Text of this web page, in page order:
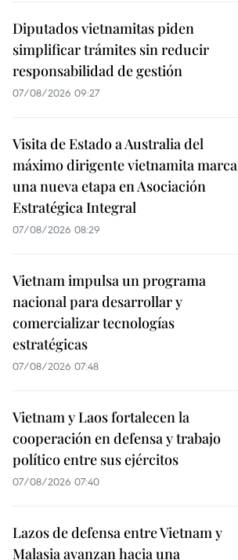
Diputados vietnamitas piden
simplificar trámites sin reducir
responsabilidad de gestión
07/08/2026 09:27
Visita de Estado a Australia del
máximo dirigente vietnamita marca
una nueva etapa en Asociación
Estratégica Integral
07/08/2026 08:29
Vietnam impulsa un programa
nacional para desarrollar y
comercializar tecnologías
estratégicas
07/08/2026 07:48
Vietnam y Laos fortalecen la
cooperación en defensa y trabajo
político entre sus ejércitos
07/08/2026 07:40
Lazos de defensa entre Vietnam y
Malasia avanzan hacia una